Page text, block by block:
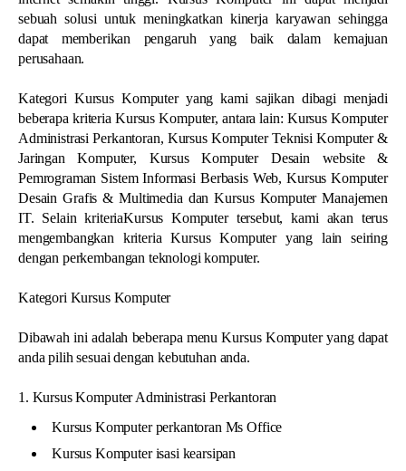
sebuah solusi untuk meningkatkan kinerja karyawan sehingga
dapat memberikan pengaruh yang baik dalam kemajuan
perusahaan.
Kategori Kursus Komputer yang kami sajikan dibagi menjadi
beberapa kriteria Kursus Komputer, antara lain: Kursus Komputer
Administrasi Perkantoran, Kursus Komputer Teknisi Komputer &
Jaringan Komputer, Kursus Komputer Desain website &
Pemrograman Sistem Informasi Berbasis Web, Kursus Komputer
Desain Grafis & Multimedia dan Kursus Komputer Manajemen
IT. Selain kriteriaKursus Komputer tersebut, kami akan terus
mengembangkan kriteria Kursus Komputer yang lain seiring
dengan perkembangan teknologi komputer.
Kategori Kursus Komputer
Dibawah ini adalah beberapa menu Kursus Komputer yang dapat
anda pilih sesuai dengan kebutuhan anda.
1. Kursus Komputer Administrasi Perkantoran
Kursus Komputer perkantoran Ms Office
Kursus Komputer isasi kearsipan